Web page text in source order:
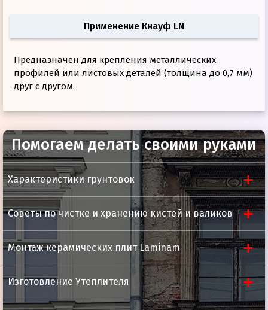
Применение Кнауф LN
Предназначен для крепления металлических
профилей или листовых деталей (толщина до 0,7 мм)
друг с другом.
Толщина 3,5 мм.
Помогаем делать своими руками
Характеристики грунтовок
Советы по чистке и хранению кистей и валиков
Монтаж керамических плит Laminam
Изготовление Утеплителя